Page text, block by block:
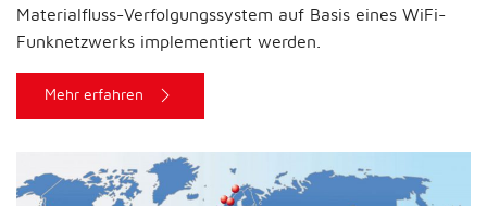
Materialfluss-Verfolgungssystem auf Basis eines WiFi-
Funknetzwerks implementiert werden.
Mehr erfahren